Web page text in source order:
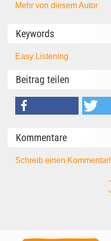
Mehr von diesem Autor
Keywords
Easy Listening
Beitrag teilen
Kommentare
Schreib einen Kommentar!